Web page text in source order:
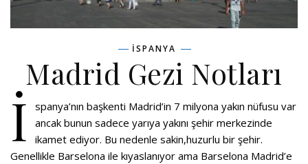
İSPANYA
Madrid Gezi Notları
İ
spanya’nın başkenti Madrid’in 7 milyona yakın nüfusu var
ancak bunun sadece yarıya yakını şehir merkezinde
ikamet ediyor. Bu nedenle sakin,huzurlu bir şehir.
Genellikle Barselona ile kıyaslanıyor ama Barselona Madrid’e